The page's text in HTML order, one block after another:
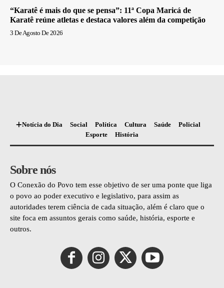
“Karatê é mais do que se pensa”: 11ª Copa Maricá de
Karatê reúne atletas e destaca valores além da competição
3 De Agosto De 2026
Notícia do Dia Social Política Cultura Saúde
Policial
Esporte
História
Sobre nós
O Conexão do Povo tem esse objetivo de ser uma ponte que liga
o povo ao poder executivo e legislativo, para assim as
autoridades terem ciência de cada situação, além é claro que o
site foca em assuntos gerais como saúde, história, esporte e
outros.